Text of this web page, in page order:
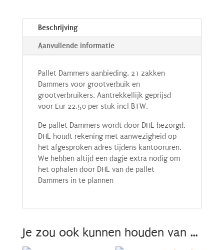
Beschrijving
Aanvullende informatie
Pallet Dammers aanbieding. 21 zakken
Dammers voor grootverbuik en
grootverbruikers. Aantrekkellijk geprijsd
voor Eur 22,50 per stuk incl BTW.
De pallet Dammers wordt door DHL bezorgd.
DHL houdt rekening met aanwezigheid op
het afgesproken adres tijdens kantooruren.
We hebben altijd een dagje extra nodig om
het ophalen door DHL van de pallet
Dammers in te plannen
Je zou ook kunnen houden van …